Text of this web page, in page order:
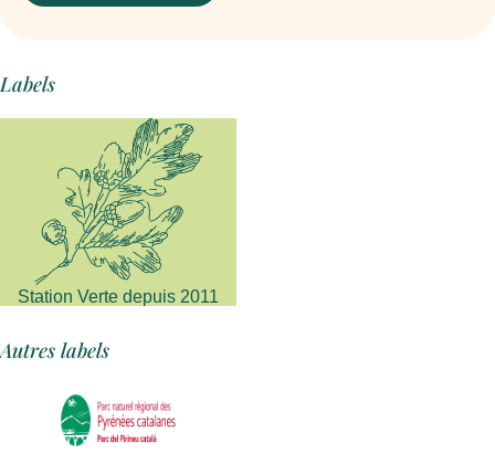
Labels
Station Verte depuis 2011
Autres labels